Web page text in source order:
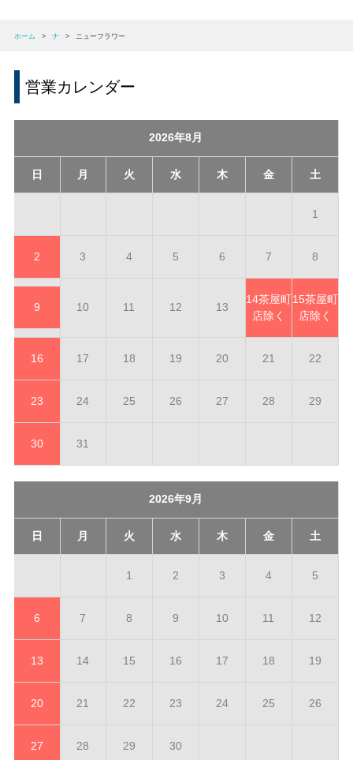
ホーム > ナ > ニューフラワー
営業カレンダー
2026年8月
日 月 火 水 木 金 土
1
2 3 4 5 6 7 8
9 10 11 12 13
14茶屋町
店除く
15茶屋町
店除く
16 17 18 19 20 21 22
23 24 25 26 27 28 29
30 31
2026年9月
日 月 火 水 木 金 土
1 2 3 4 5
6 7 8 9 10 11 12
13 14 15 16 17 18 19
20 21 22 23 24 25 26
27 28 29 30